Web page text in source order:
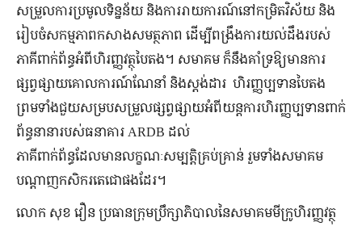
សម្រួលការប្រមូលទិន្នន័យ និងការរាយការណ៍នៅកម្រិតវិស័យ និង
រៀបចំសកម្មភាពកសាងសមត្ថភាព ដើម្បីពង្រឹងការយល់ដឹងរបស់
ភាគីពាក់ព័ន្ធអំពីហិរញ្ញវត្ថុបៃតង។ សមាគម ក៏នឹងគាំទ្រឱ្យមានការ
ផ្សព្វផ្សាយគោលការណ៍ណែនាំ និងស្តង់ដារ ហិរញ្ញប្បទានបៃតង
ព្រមទាំងជួយសម្របសម្រួលផ្សព្វផ្សាយអំពីយន្តការហិរញ្ញប្បទានពាក់
ព័ន្ធនានារបស់ធនាគារ ARDB ដល់
ភាគីពាក់ព័ន្ធដែលមានលក្ខណៈសម្បត្តិគ្រប់គ្រាន់ រួមទាំងសមាគម
បណ្តាញកសិករតេជោផងដែរ។
លោក សុខ វឿន ប្រធានក្រុមប្រឹក្សាភិបាលនៃសមាគមមីក្រូហិរញ្ញវត្ថុ